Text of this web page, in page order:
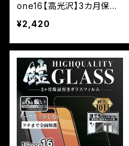
one16【高光沢】3カ月保証
付き『ガラスフィルム鎧』全
面フルカバー（黒フチタイ
プ）
¥2,420